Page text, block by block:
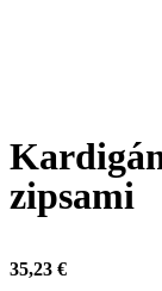
zipsami
35,23 €